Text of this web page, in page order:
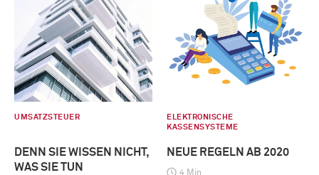
UMSATZSTEUER
DENN SIE WISSEN NICHT,
WAS SIE TUN
ELEKTRONISCHE
KASSENSYSTEME
NEUE REGELN AB 2020
4 Min